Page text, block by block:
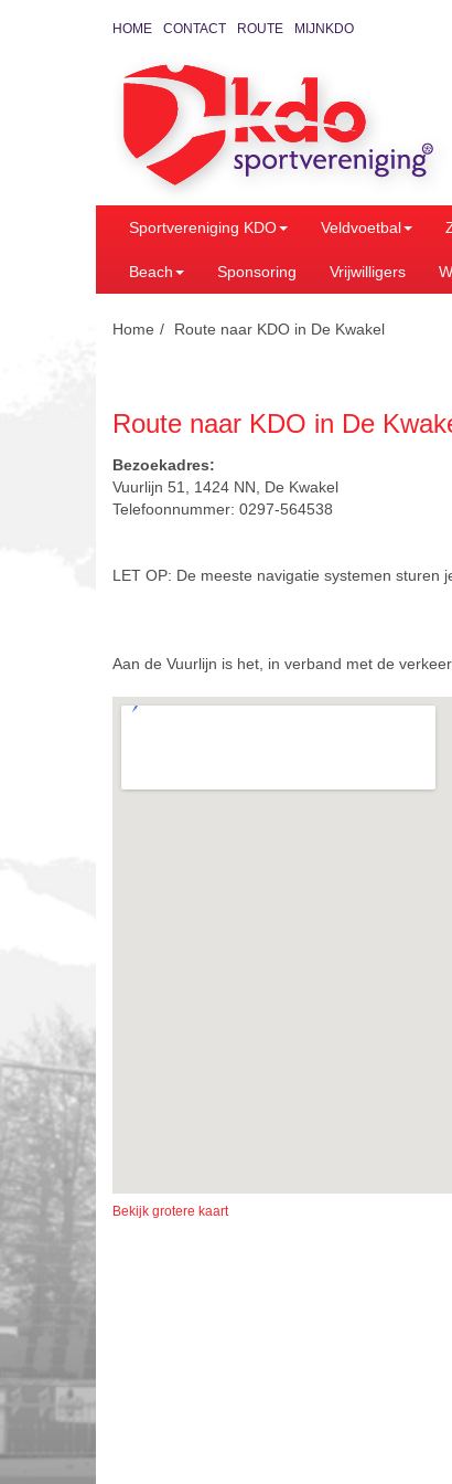
HOME CONTACT ROUTE MIJNKDO
Sportvereniging KDO Veldvoetbal
Beach Sponsoring Vrijwilligers
Home Route naar KDO in De Kwakel
Route naar KDO in De
Bezoekadres:
Vuurlijn 51, 1424 NN, De Kwakel
Telefoonnummer: 0297-564538
LET OP: De meeste navigatie systemen sturen
Aan de Vuurlijn is het, in verband met de
Bekijk grotere kaart